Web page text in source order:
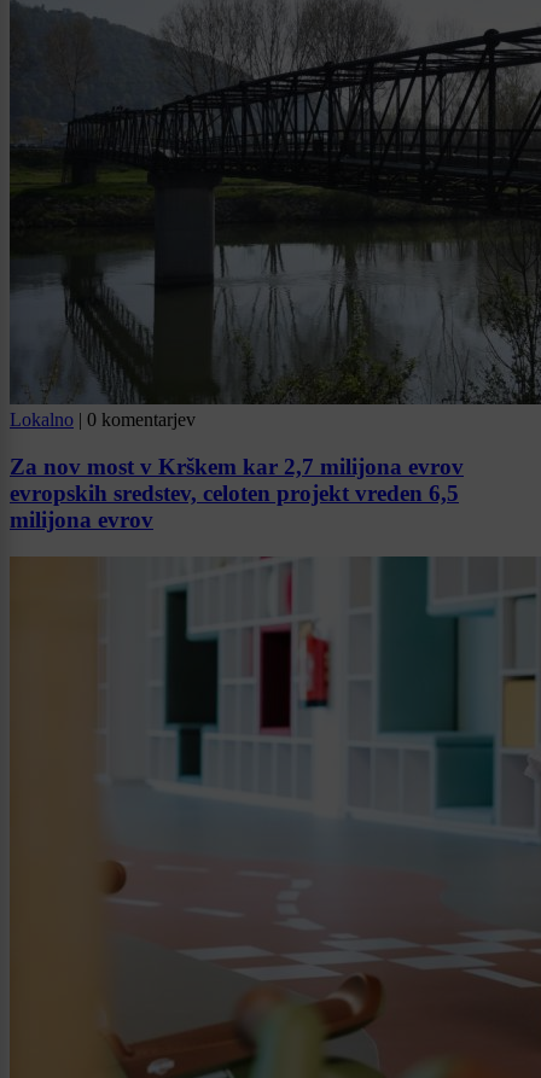
Lokalno | 0 komentarjev
Za nov most v Krškem kar 2,7 milijona evrov
evropskih sredstev, celoten projekt vreden 6,5
milijona evrov